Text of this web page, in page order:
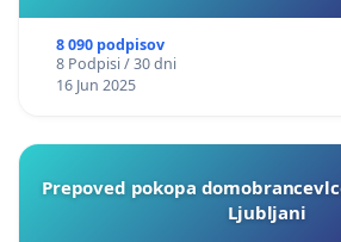
8 090 podpisov
8 Podpisi / 30 dni
16 Jun 2025
Prepoved pokopa
Ljubljani